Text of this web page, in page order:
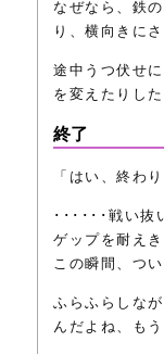
なぜなら、鉄
り、横向きに
途中うつ伏せ
を変えたりした
終了
「はい、終わ
･･････戦い抜
ゲップを耐えき
この瞬間、つ
ふらふらしな
んだよね、も